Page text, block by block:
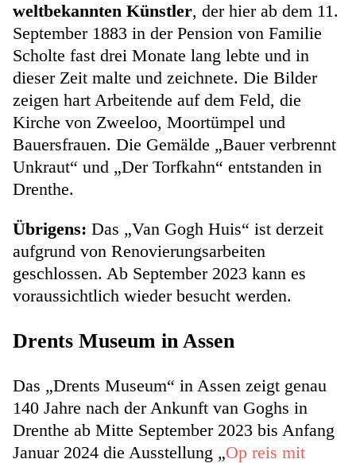
weltbekannten Künstler, der hier ab dem 11.
September 1883 in der Pension von Familie
Scholte fast drei Monate lang lebte und in
dieser Zeit malte und zeichnete. Die Bilder
zeigen hart Arbeitende auf dem Feld, die
Kirche von Zweeloo, Moortümpel und
Bauersfrauen. Die Gemälde „Bauer verbrennt
Unkraut“ und „Der Torfkahn“ entstanden in
Drenthe.
Übrigens: Das „Van Gogh Huis“ ist derzeit
aufgrund von Renovierungsarbeiten
geschlossen. Ab September 2023 kann es
voraussichtlich wieder besucht werden.
Drents Museum in Assen
Das „Drents Museum“ in Assen zeigt genau
140 Jahre nach der Ankunft van Goghs in
Drenthe ab Mitte September 2023 bis Anfang
Januar 2024 die Ausstellung „Op reis mit